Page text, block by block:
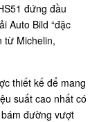
đứng đầu
Auto Bild “đặc
từ Michelin,
thiết kế để mang
suất cao nhất có
đường vượt